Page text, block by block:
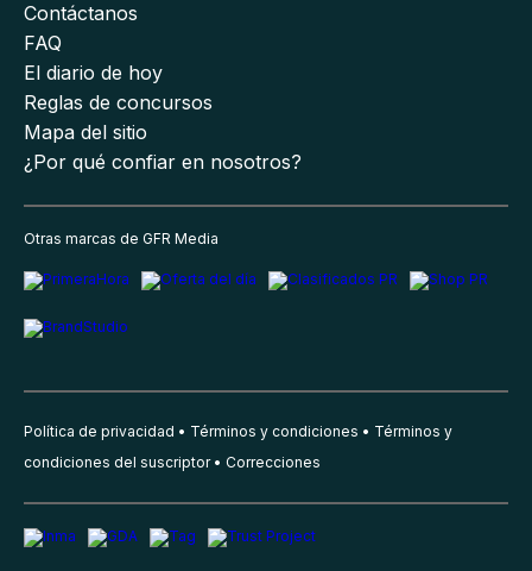
Contáctanos
FAQ
El diario de hoy
Reglas de concursos
Mapa del sitio
¿Por qué confiar en nosotros?
Otras marcas de GFR Media
Política de privacidad Términos y condiciones
Términos y
condiciones del suscriptor
Correcciones